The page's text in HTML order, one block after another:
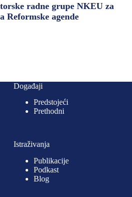
radne grupe NKEU za
Reformske agende
Događaji
Predstojeći
Prethodni
Istraživanja
Publikacije
Podkast
Blog